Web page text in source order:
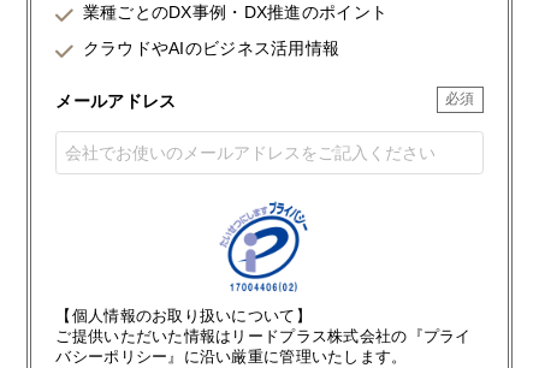
業種ごとのDX事例・DX推進のポイント
クラウドやAIのビジネス活用情報
メールアドレス
【個人情報のお取り扱いについて】
ご提供いただいた情報はリードプラス株式会社の『プライ
バシーポリシー』に沿い厳重に管理いたします。